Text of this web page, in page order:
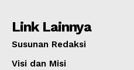
Link Lainnya
Susunan Redaksi
Visi dan Misi